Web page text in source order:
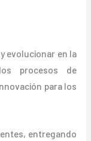
evolucionar en la
procesos de
para los
entregando